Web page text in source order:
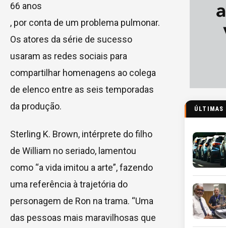
66 anos
, por conta de um problema pulmonar.
Os atores da série de sucesso
usaram as redes sociais para
compartilhar homenagens ao colega
de elenco entre as seis temporadas
da produção.
Sterling K. Brown, intérprete do filho
de William no seriado, lamentou
como “a vida imitou a arte”, fazendo
uma referência à trajetória do
personagem de Ron na trama. “Uma
das pessoas mais maravilhosas que